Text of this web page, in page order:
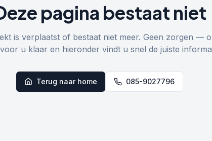
pagina bestaat niet
is verplaatst of bestaat niet meer. Geen zorgen —
u klaar en hieronder vindt u snel de juiste
Terug naar home 085-9027796